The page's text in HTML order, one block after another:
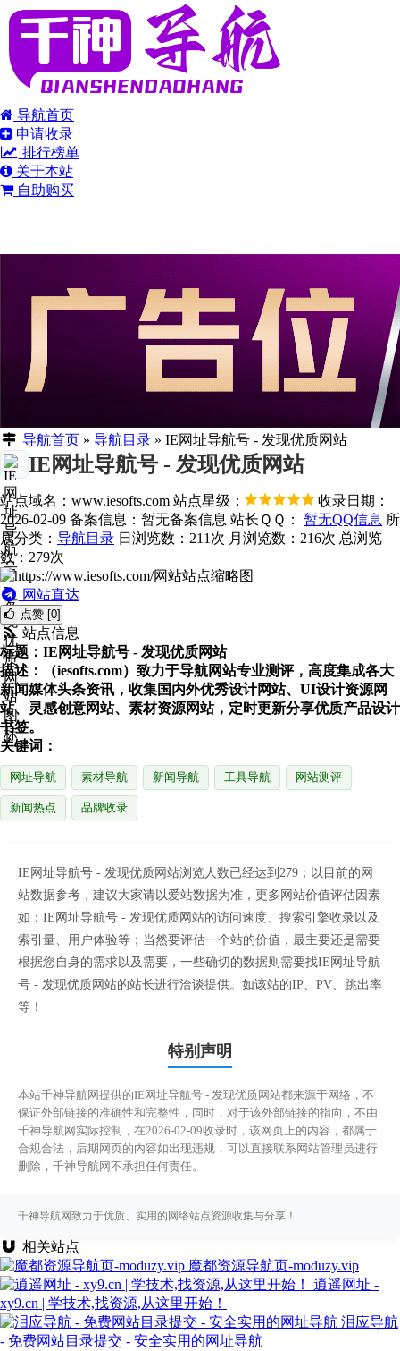
导航首页
申请收录
排行榜单
关于本站
自助购买
导航首页» 导航目录» IE网址导航号 - 发现优质网站
IE网址导航号 - 发现优质网站
站点域名：www.iesofts.com 站点星级：
收录日期：
2026-02-09 备案信息： 暂无备案信息 站长ＱＱ： 暂无QQ信息 所
属分类： 导航目录 日浏览数：211次 月浏览数：216次 总浏览
数：279次
网站直达
点赞 [0]
站点信息
标题：IE网址导航号 - 发现优质网站
描述：（iesofts.com）致力于导航网站专业测评，高度集成各大
新闻媒体头条资讯，收集国内外优秀设计网站、UI设计资源网
站、灵感创意网站、素材资源网站，定时更新分享优质产品设计
书签。
关键词：
网址导航 素材导航 新闻导航 工具导航 网站测评
新闻热点 品牌收录
IE网址导航号 - 发现优质网站浏览人数已经达到279；以目前的网
站数据参考，建议大家请以爱站数据为准，更多网站价值评估因素
如：IE网址导航号 - 发现优质网站的访问速度、搜索引擎收录以及
索引量、用户体验等；当然要评估一个站的价值，最主要还是需要
根据您自身的需求以及需要，一些确切的数据则需要找IE网址导航
号 - 发现优质网站的站长进行洽谈提供。如该站的IP、PV、跳出率
等！
特别声明
本站千神导航网提供的IE网址导航号 - 发现优质网站都来源于网络，不
保证外部链接的准确性和完整性，同时，对于该外部链接的指向，不由
千神导航网实际控制，在2026-02-09收录时，该网页上的内容，都属于
合规合法，后期网页的内容如出现违规，可以直接联系网站管理员进行
删除，千神导航网不承担任何责任。
千神导航网致力于优质、实用的网络站点资源收集与分享！
相关站点
魔都资源导航页-moduzy.vip
逍遥网址 -
xy9.cn | 学技术,找资源,从这里开始！
泪应导航
- 免费网站目录提交 - 安全实用的网址导航